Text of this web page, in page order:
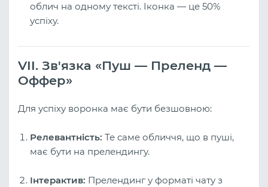
облич на одному тексті. Іконка — це 50%
успіху.
VII. Зв'язка «Пуш — Преленд —
Оффер»
Для успіху воронка має бути безшовною:
Релевантність: Те саме обличчя, що в пуші,
має бути на прелендингу.
Інтерактив: Прелендинг у форматі чату з